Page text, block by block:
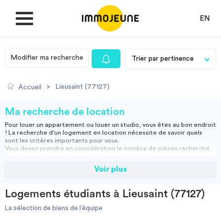
EN
MON COMPTE
Je cherche un logement
Villes
Modifier ma recherche
Accueil > Lieusaint (77127)
Ma recherche de location
Pour louer un appartement ou louer un studio, vous êtes au bon endroit
! La recherche d'un logement en location nécessite de savoir quels
sont les critères importants pour vous.
Vous devez prendre en considération le nombre de pièces recherché,
Vous pouvez louer un appartement meublé, ce qui vous permettra
Studio, appartement vide ou meublé, location courte durée :
pour trouver la location qui vous convient.
Voir plus
Logements étudiants à Lieusaint (77127)
La sélection de biens de l’équipe